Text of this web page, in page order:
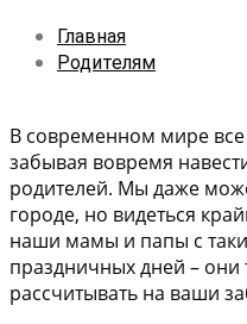
Главная
Родителям
В современном мире все
забывая вовремя
родителей. Мы даже
городе, но видеться
наши мамы и папы с
праздничных дней – они
рассчитывать на ваши